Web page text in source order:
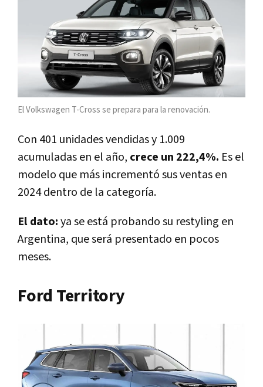
El Volkswagen T-Cross se prepara para la renovación.
Con 401 unidades vendidas y 1.009
acumuladas en el año, crece un 222,4%. Es el
modelo que más incrementó sus ventas en
2024 dentro de la categoría.
El dato:ya se está probando su restyling en
Argentina, que será presentado en pocos
meses.
Ford Territory